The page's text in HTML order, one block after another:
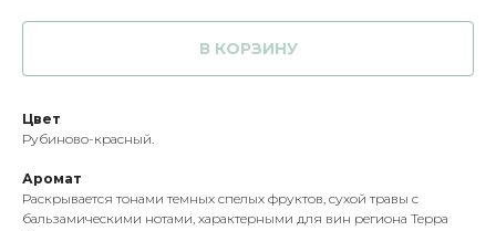
В КОРЗИНУ
Цвет
Рубиново-красный.
Аромат
Раскрывается тонами темных спелых фруктов, сухой травы с
бальзамическими нотами, характерными для вин региона Терра